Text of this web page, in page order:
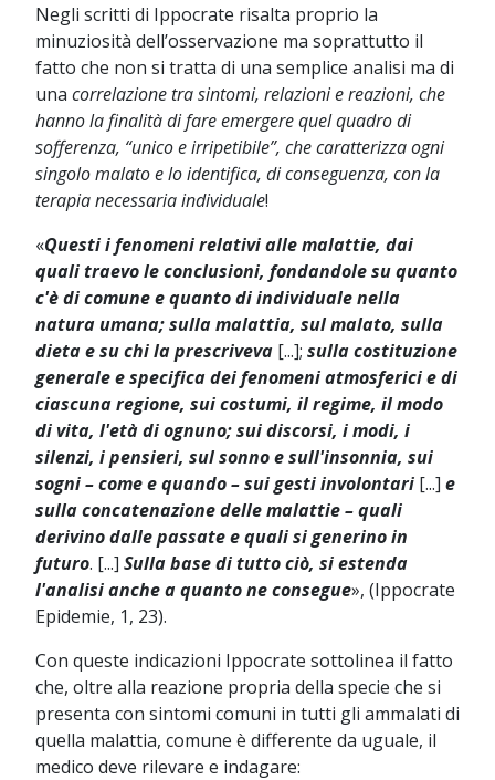
Negli scritti di Ippocrate risalta proprio la
minuziosità dell’osservazione ma soprattutto il
fatto che non si tratta di una semplice analisi ma di
una correlazione tra sintomi, relazioni e reazioni, che
hanno la finalità di fare emergere quel quadro di
sofferenza, “unico e irripetibile”, che caratterizza ogni
singolo malato e lo identifica, di conseguenza, con la
terapia necessaria individuale!
«Questi i fenomeni relativi alle malattie, dai
quali traevo le conclusioni, fondandole su quanto
c'è di comune e quanto di individuale nella
natura umana; sulla malattia, sul malato, sulla
dieta e su chi la prescriveva [...]; sulla costituzione
generale e specifica dei fenomeni atmosferici e di
ciascuna regione, sui costumi, il regime, il modo
di vita, l'età di ognuno; sui discorsi, i modi, i
silenzi, i pensieri, sul sonno e sull'insonnia, sui
sogni – come e quando – sui gesti involontari [...] e
sulla concatenazione delle malattie – quali
derivino dalle passate e quali si generino in
futuro. [...] Sulla base di tutto ciò, si estenda
l'analisi anche a quanto ne consegue», (Ippocrate
Epidemie, 1, 23).
Con queste indicazioni Ippocrate sottolinea il fatto
che, oltre alla reazione propria della specie che si
presenta con sintomi comuni in tutti gli ammalati di
quella malattia, comune è differente da uguale, il
medico deve rilevare e indagare: